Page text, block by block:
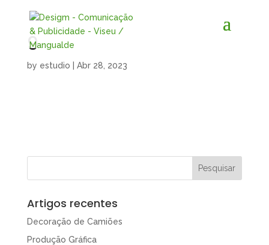
9
by estudio Abr 28, 2023
Artigos recentes
Decoração de Camiões
Produção Gráfica